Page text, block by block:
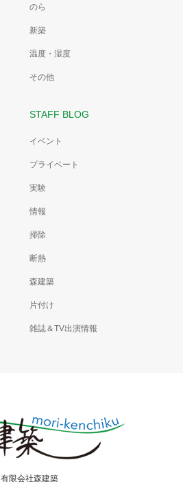
のら
新築
温度・湿度
その他
STAFF BLOG
イベント
プライベート
実験
情報
掃除
断熱
森建築
片付け
雑誌＆TV出演情報
有限会社森建築